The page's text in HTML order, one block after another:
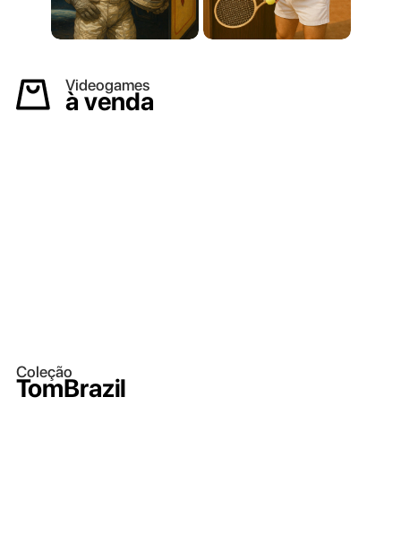
Videogames
à venda
Coleção
TomBrazil